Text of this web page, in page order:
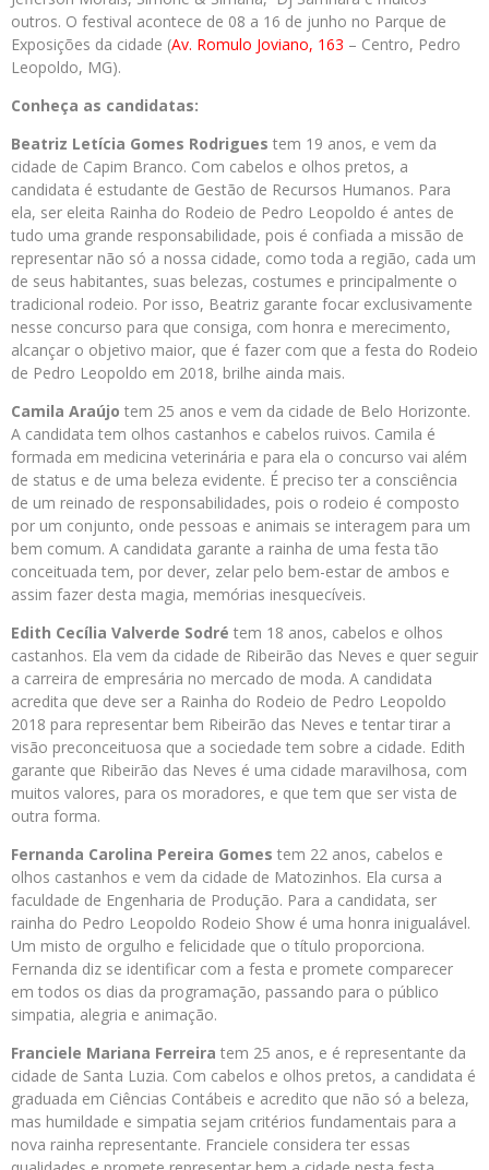
outros. O festival acontece de 08 a 16 de junho no Parque de
Exposições da cidade (Av. Romulo Joviano, 163 – Centro, Pedro
Leopoldo, MG).
Conheça as candidatas:
Beatriz Letícia Gomes Rodrigues tem 19 anos, e vem da
cidade de Capim Branco. Com cabelos e olhos pretos, a
candidata é estudante de Gestão de Recursos Humanos. Para
ela, ser eleita Rainha do Rodeio de Pedro Leopoldo é antes de
tudo uma grande responsabilidade, pois é confiada a missão de
representar não só a nossa cidade, como toda a região, cada um
de seus habitantes, suas belezas, costumes e principalmente o
tradicional rodeio. Por isso, Beatriz garante focar exclusivamente
nesse concurso para que consiga, com honra e merecimento,
alcançar o objetivo maior, que é fazer com que a festa do Rodeio
de Pedro Leopoldo em 2018, brilhe ainda mais.
Camila Araújo tem 25 anos e vem da cidade de Belo Horizonte.
A candidata tem olhos castanhos e cabelos ruivos. Camila é
formada em medicina veterinária e para ela o concurso vai além
de status e de uma beleza evidente. É preciso ter a consciência
de um reinado de responsabilidades, pois o rodeio é composto
por um conjunto, onde pessoas e animais se interagem para um
bem comum. A candidata garante a rainha de uma festa tão
conceituada tem, por dever, zelar pelo bem-estar de ambos e
assim fazer desta magia, memórias inesquecíveis.
Edith Cecília Valverde Sodré tem 18 anos, cabelos e olhos
castanhos. Ela vem da cidade de Ribeirão das Neves e quer seguir
a carreira de empresária no mercado de moda. A candidata
acredita que deve ser a Rainha do Rodeio de Pedro Leopoldo
2018 para representar bem Ribeirão das Neves e tentar tirar a
visão preconceituosa que a sociedade tem sobre a cidade. Edith
garante que Ribeirão das Neves é uma cidade maravilhosa, com
muitos valores, para os moradores, e que tem que ser vista de
outra forma.
Fernanda Carolina Pereira Gomes tem 22 anos, cabelos e
olhos castanhos e vem da cidade de Matozinhos. Ela cursa a
faculdade de Engenharia de Produção. Para a candidata, ser
rainha do Pedro Leopoldo Rodeio Show é uma honra inigualável.
Um misto de orgulho e felicidade que o título proporciona.
Fernanda diz se identificar com a festa e promete comparecer
em todos os dias da programação, passando para o público
simpatia, alegria e animação.
Franciele Mariana Ferreira tem 25 anos, e é representante da
cidade de Santa Luzia. Com cabelos e olhos pretos, a candidata é
graduada em Ciências Contábeis e acredito que não só a beleza,
mas humildade e simpatia sejam critérios fundamentais para a
nova rainha representante. Franciele considera ter essas